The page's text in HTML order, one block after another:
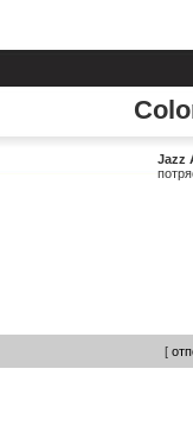
Jazz
[